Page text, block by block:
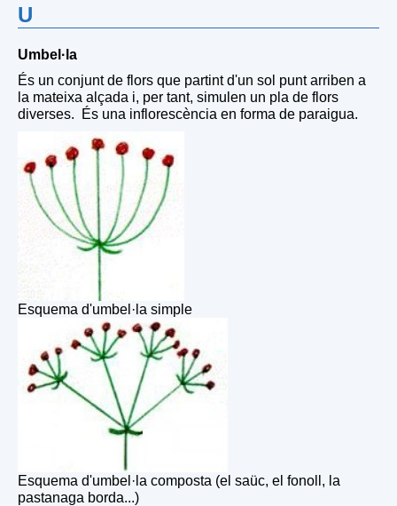
U
Umbel·la
És un conjunt de flors que partint d'un sol punt arriben a
la mateixa alçada i, per tant, simulen un pla de flors
diverses. És una inflorescència en forma de paraigua.
Esquema d'umbel·la simple
Esquema d'umbel·la composta (el saüc, el fonoll, la
pastanaga borda...)